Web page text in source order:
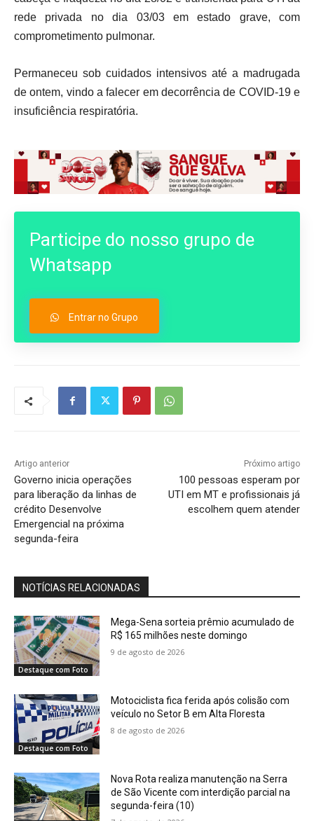
rede privada no dia 03/03 em estado grave, com
comprometimento pulmonar.
Permaneceu sob cuidados intensivos até a madrugada
de ontem, vindo a falecer em decorrência de COVID-19 e
insuficiência respiratória.
Participe do nosso grupo de
Whatsapp
Entrar no Grupo
Artigo anterior
Governo inicia operações
para liberação da linhas de
crédito Desenvolve
Emergencial na próxima
segunda-feira
Próximo artigo
100 pessoas esperam por
UTI em MT e profissionais já
escolhem quem atender
NOTÍCIAS RELACIONADAS
Destaque com Foto
Mega-Sena sorteia prêmio acumulado de
R$ 165 milhões neste domingo
9 de agosto de 2026
Destaque com Foto
Motociclista fica ferida após colisão com
veículo no Setor B em Alta Floresta
8 de agosto de 2026
Nova Rota realiza manutenção na Serra
de São Vicente com interdição parcial na
segunda-feira (10)